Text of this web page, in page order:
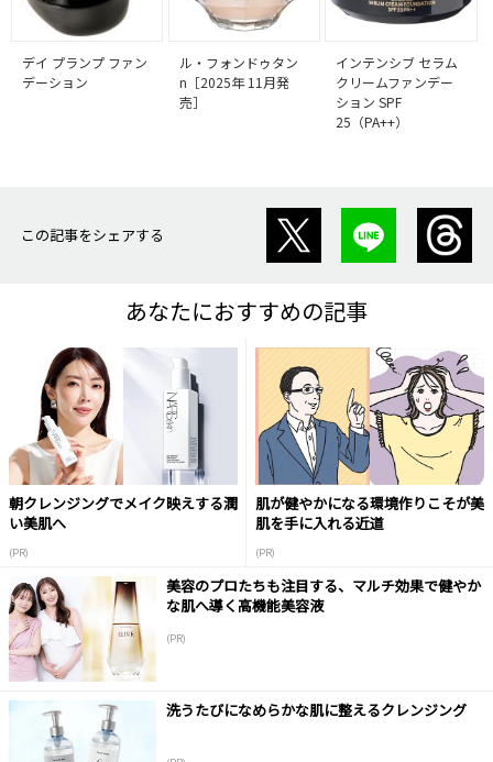
デイ プランプ ファン
デーション
ル・フォンドゥタン
n［2025年 11月発
売］
インテンシブ セラム
クリームファンデー
ション SPF
25（PA++）
この記事をシェアする
あなたにおすすめの記事
朝クレンジングでメイク映えする潤
い美肌へ
(PR)
肌が健やかになる環境作りこそが美
肌を手に入れる近道
(PR)
美容のプロたちも注目する、マルチ効果で健やか
な肌へ導く高機能美容液
(PR)
洗うたびになめらかな肌に整えるクレンジング